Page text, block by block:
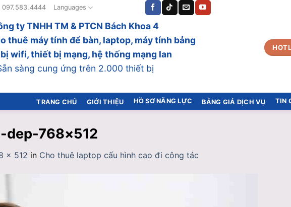
097.583.4444 Languages
ty TNHH TM & PTCN Bách Khoa 4
thuê máy tính để bàn, laptop, máy tính bảng
wifi, thiết bị mạng, hệ thống mạng lan
sàng cung ứng trên 2.000 thiết bị
TRANG CHỦ GIỚI THIỆU HỒ SƠ NĂNG LỰC BẢNG GIÁ DỊCH VỤ TIN
768×512
× 512 in Cho thuê laptop cấu hình cao đi công tác